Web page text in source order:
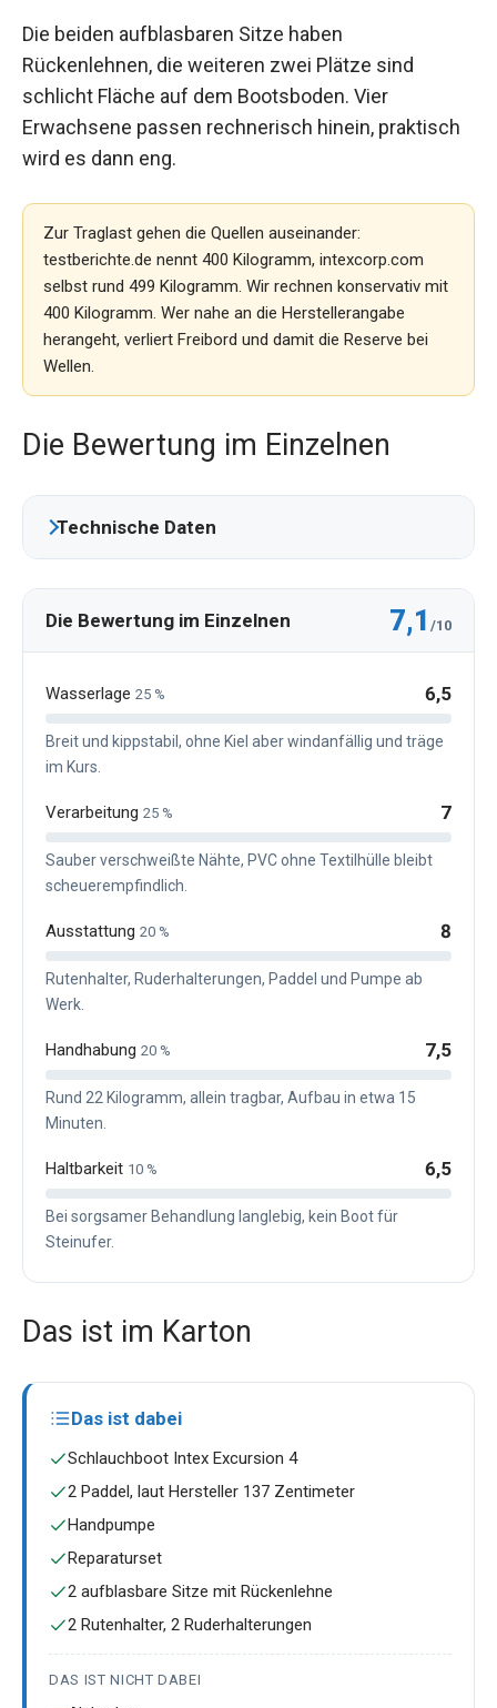
Die beiden aufblasbaren Sitze haben
Rückenlehnen, die weiteren zwei Plätze sind
schlicht Fläche auf dem Bootsboden. Vier
Erwachsene passen rechnerisch hinein, praktisch
wird es dann eng.
Zur Traglast gehen die Quellen auseinander:
testberichte.de nennt 400 Kilogramm, intexcorp.com
selbst rund 499 Kilogramm. Wir rechnen konservativ mit
400 Kilogramm. Wer nahe an die Herstellerangabe
herangeht, verliert Freibord und damit die Reserve bei
Wellen.
Die Bewertung im Einzelnen
Technische Daten
Die Bewertung im Einzelnen 7,1 /10
Wasserlage 25 % 6,5
Breit und kippstabil, ohne Kiel aber windanfällig und träge
im Kurs.
Verarbeitung 25 % 7
Sauber verschweißte Nähte, PVC ohne Textilhülle bleibt
scheuerempfindlich.
Ausstattung 20 % 8
Rutenhalter, Ruderhalterungen, Paddel und Pumpe ab
Werk.
Handhabung 20 % 7,5
Rund 22 Kilogramm, allein tragbar, Aufbau in etwa 15
Minuten.
Haltbarkeit 10 % 6,5
Bei sorgsamer Behandlung langlebig, kein Boot für
Steinufer.
Das ist im Karton
Das ist dabei
Schlauchboot Intex Excursion 4
2 Paddel, laut Hersteller 137 Zentimeter
Handpumpe
Reparaturset
2 aufblasbare Sitze mit Rückenlehne
2 Rutenhalter, 2 Ruderhalterungen
DAS IST NICHT DABEI